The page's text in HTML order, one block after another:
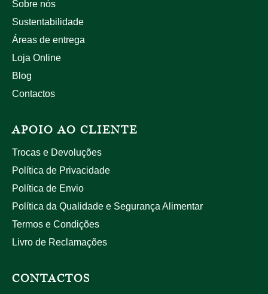
Sobre nós
Sustentabilidade
Áreas de entrega
Loja Online
Blog
Contactos
APOIO AO CLIENTE
Trocas e Devoluções
Política de Privacidade
Política de Envio
Política da Qualidade e Segurança Alimentar
Termos e Condições
Livro de Reclamações
CONTACTOS